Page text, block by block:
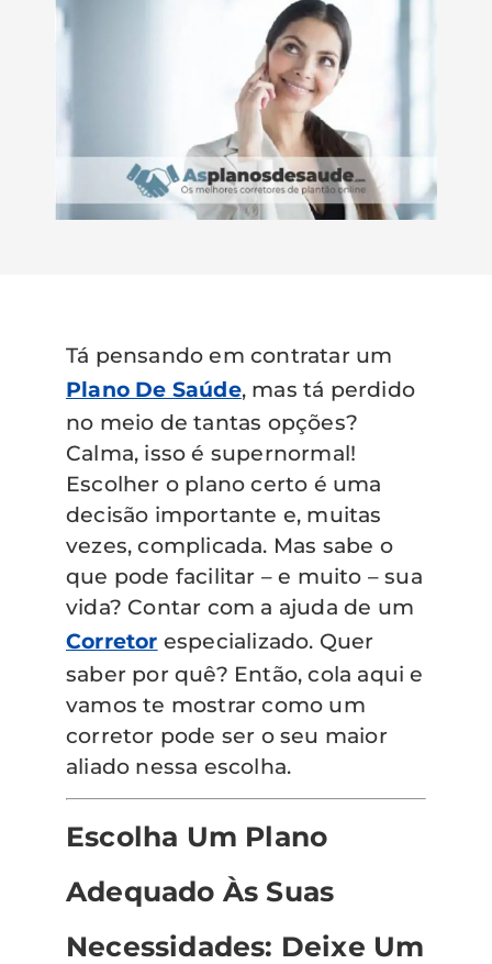
Tá pensando em contratar um
Plano De Saúde, mas tá perdido
no meio de tantas opções?
Calma, isso é supernormal!
Escolher o plano certo é uma
decisão importante e, muitas
vezes, complicada. Mas sabe o
que pode facilitar – e muito – sua
vida? Contar com a ajuda de um
Corretor especializado. Quer
saber por quê? Então, cola aqui e
vamos te mostrar como um
corretor pode ser o seu maior
aliado nessa escolha.
Escolha Um Plano
Adequado Às Suas
Necessidades: Deixe Um